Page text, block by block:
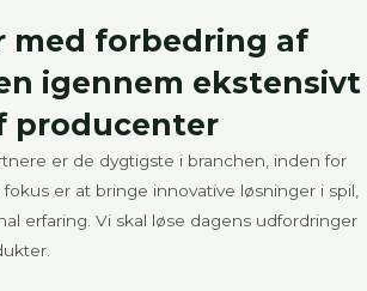
med forbedring af
igennem ekstensivt
producenter
er de dygtigste i branchen, inden for
er at bringe innovative løsninger i spil,
erfaring. Vi skal løse dagens udfordringer